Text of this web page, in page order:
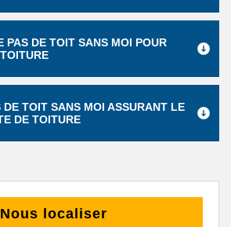
PAS DE TOIT SANS MOI POUR
DE TOIT SANS MOI ASSURANT LE
DE TOITURE
Nous localiser